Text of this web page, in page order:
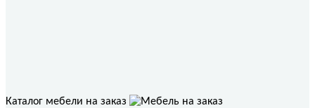
Каталог мебели на заказ